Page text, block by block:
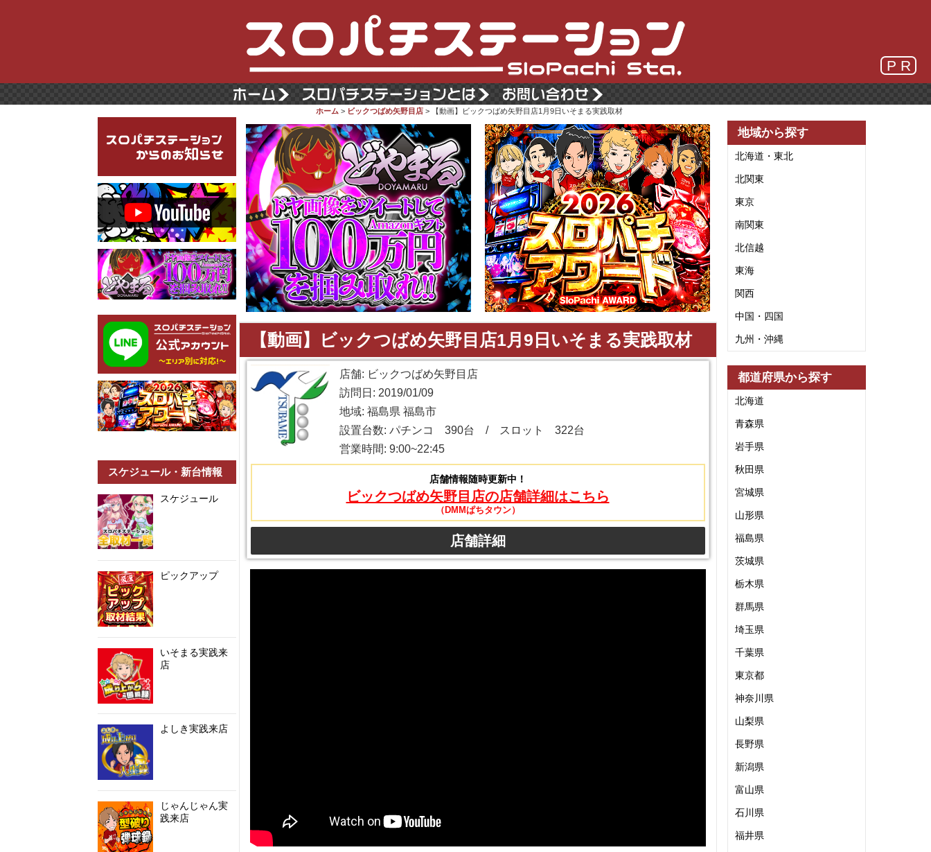
P R
ホーム > ビックつばめ矢野目店> 【動画】ビックつばめ矢野目店1月9日いそまる実践取材
スケジュール・新台情報
スケジュール
ピックアップ
いそまる実践来
店
よしき実践来店
じゃんじゃん実
践来店
【動画】ビックつばめ矢野目店1月9日いそまる実践取材
店舗: ビックつばめ矢野目店
訪問日: 2019/01/09
地域: 福島県 福島市
設置台数: パチンコ 390台 / スロット 322台
営業時間: 9:00~22:45
店舗情報随時更新中！
ビックつばめ矢野目店の店舗詳細はこちら
（DMMぱちタウン）
店舗詳細
地域から探す
北海道・東北
北関東
東京
南関東
北信越
東海
関西
中国・四国
九州・沖縄
都道府県から探す
北海道
青森県
岩手県
秋田県
宮城県
山形県
福島県
茨城県
栃木県
群馬県
埼玉県
千葉県
東京都
神奈川県
山梨県
長野県
新潟県
富山県
石川県
福井県